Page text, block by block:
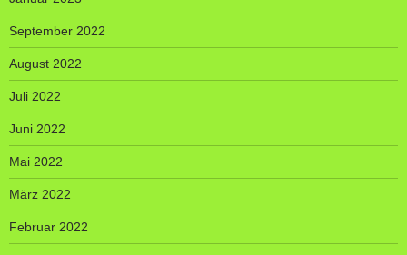
September 2022
August 2022
Juli 2022
Juni 2022
Mai 2022
März 2022
Februar 2022